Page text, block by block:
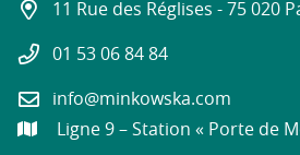
11 Rue des Réglises - 75 020
01 53 06 84 84
info@minkowska.com
Ligne 9 – Station « Porte de